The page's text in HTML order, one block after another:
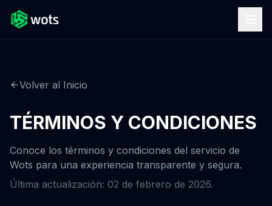
Volver al Inicio
TÉRMINOS Y CONDICIONES
Conoce los términos y condiciones del servicio de
Wots para una experiencia transparente y segura.
Última actualización: 02 de febrero de 2026.